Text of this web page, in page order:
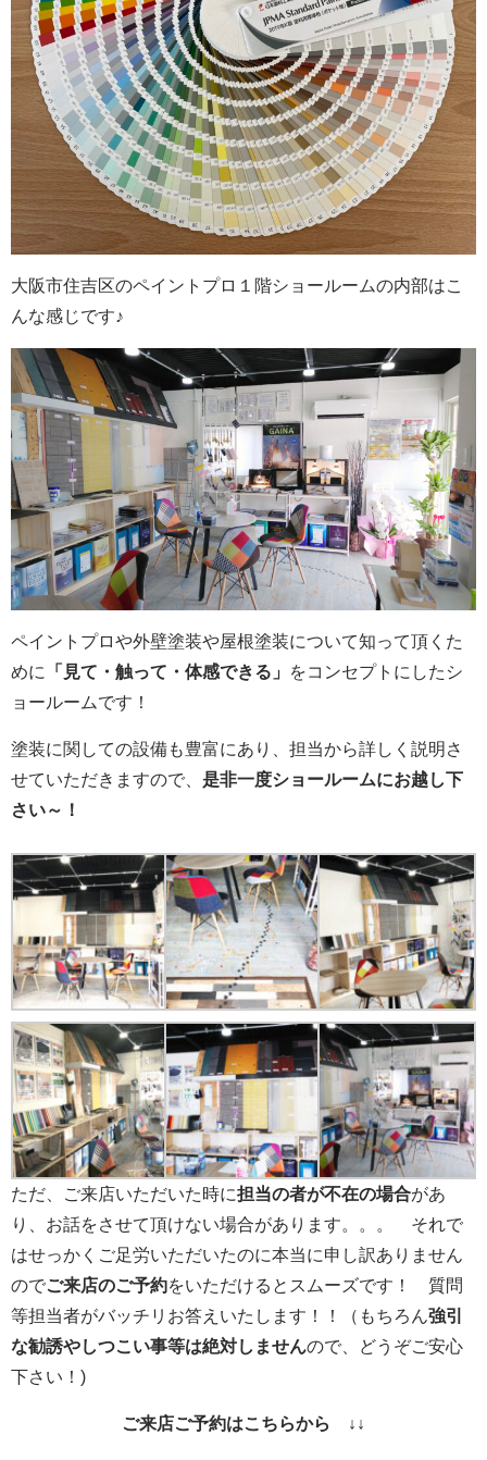
大阪市住吉区のペイントプロ１階ショールームの内部はこ
んな感じです♪
ペイントプロや外壁塗装や屋根塗装について知って頂くた
めに
「見て・触って・体感できる」
をコンセプトにしたシ
ョールームです！
塗装に関しての設備も豊富にあり、担当から詳しく説明さ
せていただきますので、 是非一度ショールームにお越し下
さい～！
ただ、ご来店いただいた時に担当の者が不在の場合があ
り、お話をさせて頂けない場合があります。。。 それで
はせっかくご足労いただいたのに本当に申し訳ありません
のでご来店のご予約をいただけるとスムーズです！ 質問
等担当者がバッチリお答えいたします！！（もちろん強引
な勧誘やしつこい事等は絶対しませんので、どうぞご安心
下さい！)
ご来店ご予約はこちらから ↓↓